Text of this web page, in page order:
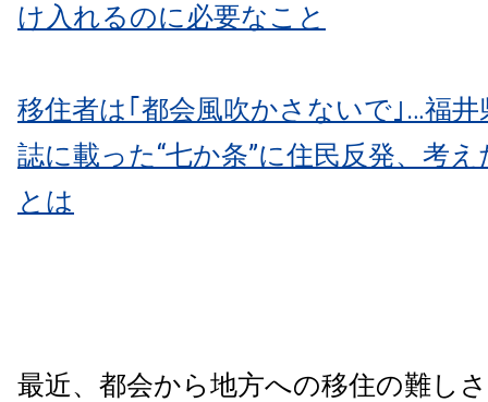
け入れるのに必要なこと
移住者は｢都会風吹かさないで｣…福井
誌に載った“七か条”に住民反発、考
とは
最近、都会から地方への移住の難し